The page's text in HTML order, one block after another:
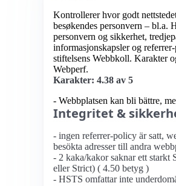
Kontrollerer hvor godt
besøkendes personvern – bl.a.
personvern og sikkerhet,
informasjonskapsler og
stiftelsens Webbkoll. Karakter
Webperf.
Karakter: 4.38 av 5
- Webbplatsen kan bli bättre,
Integritet &
- ingen referrer-policy är satt,
besökta adresser till andra
- 2 kaka/kakor saknar ett starkt
eller Strict) ( 4.50 betyg )
- HSTS omfattar inte